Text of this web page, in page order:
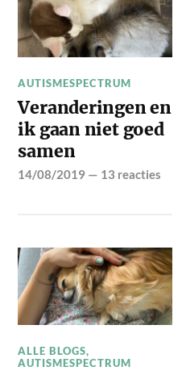
AUTISMESPECTRUM
Veranderingen en
ik gaan niet goed
samen
14/08/2019 — 13 reacties
ALLE BLOGS,
AUTISMESPECTRUM